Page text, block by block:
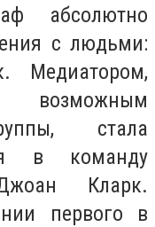
абсолютно
с людьми:
Медиатором,
стала
в команду
Кларк.
первого в